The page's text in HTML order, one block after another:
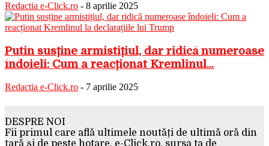
Redactia e-Click.ro - 8 aprilie 2025
Putin susține armistițiul, dar ridică numeroase
îndoieli: Cum a reacționat Kremlinul...
Redactia e-Click.ro - 7 aprilie 2025
DESPRE NOI
Fii primul care află ultimele noutăți de ultimă oră din
țară și de peste hotare. e-Click.ro, sursa ta de